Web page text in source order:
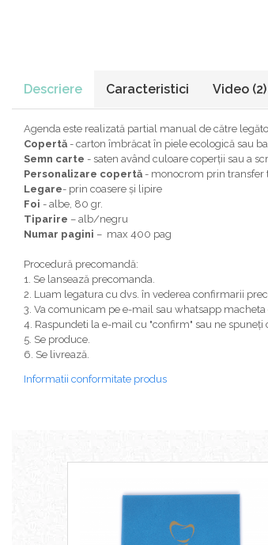
Descriere Caracteristici Video (2)
Agenda este realizată partial manual de către
Copertă - carton îmbrăcat în piele ecologică sau
Semn carte - saten având culoare coperții sau a
Personalizare copertă - monocrom prin transfer
Legare- prin coasere și lipire
Foi - albe, 80 gr.
Tiparire – alb/negru
Numar pagini – max 400 pag
Procedură precomandă:
1. Se lansează precomanda.
2. Luam legatura cu dvs. în vederea confirmarii
3. Va comunicam pe e-mail sau whatsapp macheta
4. Raspundeti la e-mail cu "confirm" sau ne spuneți
5. Se produce.
6. Se livrează.
Informatii conformitate produs